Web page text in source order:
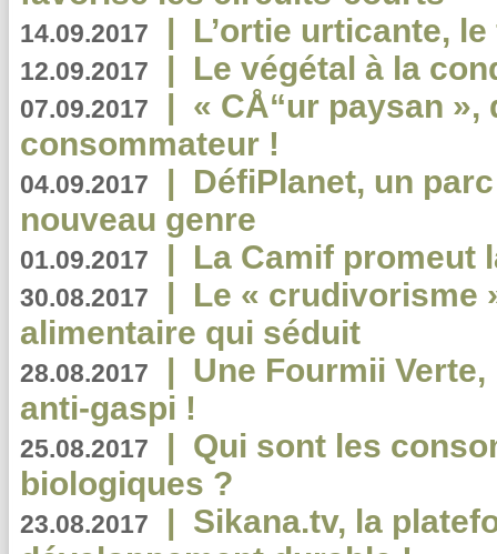
14.09.2017 | L’ortie urticante,
12.09.2017 | Le végétal à la
07.09.2017 | « CÅ“ur paysan
consommateur !
04.09.2017 | DéfiPlanet, un
nouveau genre
01.09.2017 | La Camif promeut
30.08.2017 | Le « crudivorisme
alimentaire qui séduit
28.08.2017 | Une Fourmii
anti-gaspi !
25.08.2017 | Qui sont les
biologiques ?
23.08.2017 | Sikana.tv, la